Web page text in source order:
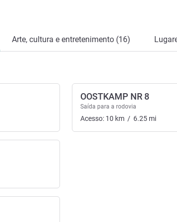
Arte, cultura e entretenimento (16)
OOSTKAMP NR 8
Saída para a rodovia
Acesso: 10 km / 6.25 mi